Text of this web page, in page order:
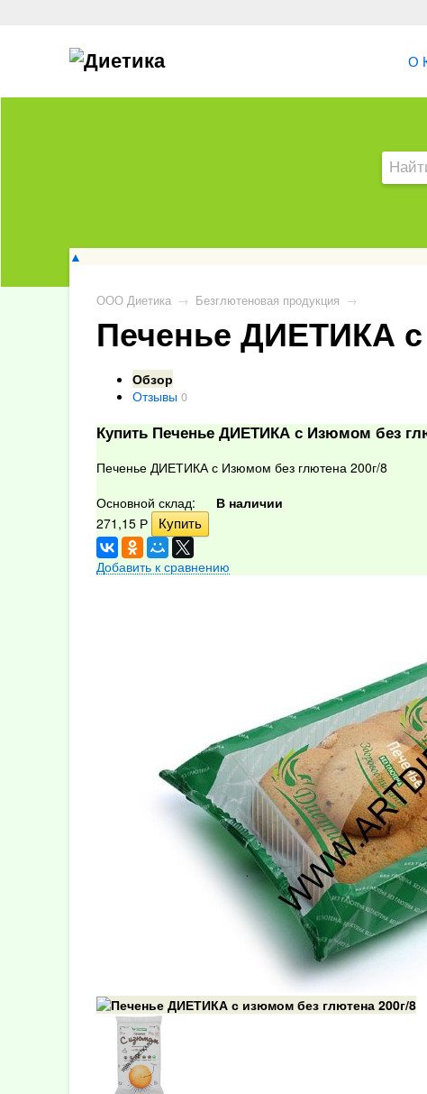
О
▲
ООО Диетика → Безглютеновая продукция →
Печенье ДИЕТИКА
Обзор
Отзывы 0
Купить Печенье ДИЕТИКА с Изюмом без
Печенье ДИЕТИКА с Изюмом без глютена 200г/8
Основной склад:
В наличии
271,15 Р
Добавить к сравнению